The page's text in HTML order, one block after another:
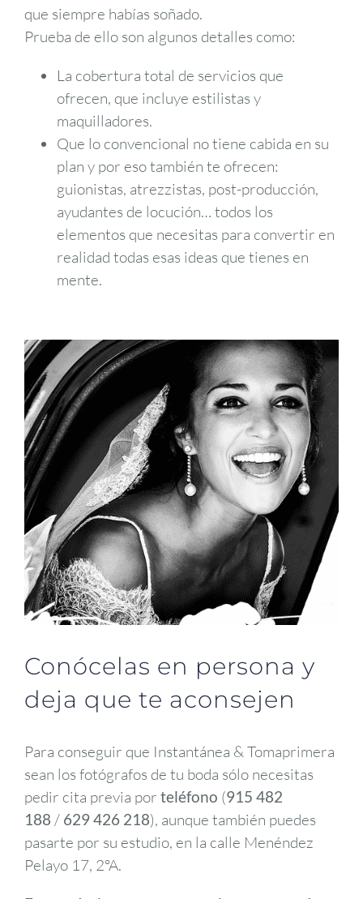
que siempre habías soñado.
Prueba de ello son algunos detalles como:
La cobertura total de servicios que
ofrecen, que incluye estilistas y
maquilladores.
Que lo convencional no tiene cabida en su
plan y por eso también te ofrecen:
guionistas, atrezzistas, post-producción,
ayudantes de locución… todos los
elementos que necesitas para convertir en
realidad todas esas ideas que tienes en
mente.
Conócelas en persona y
deja que te aconsejen
Para conseguir que Instantánea & Tomaprimera
sean los fotógrafos de tu boda sólo necesitas
pedir cita previa por teléfono (915 482
188 / 629 426 218), aunque también puedes
pasarte por su estudio, en la calle Menéndez
Pelayo 17, 2ºA.